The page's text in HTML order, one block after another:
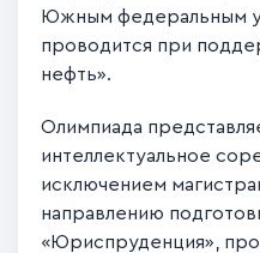
Южным федеральным
проводится при
нефть».
Олимпиада
интеллектуальное
исключением
направлению
«Юриспруденция»,